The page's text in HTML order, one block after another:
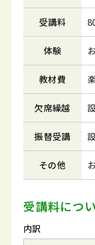
受講料
体験
教材費
欠席繰越
振替受講
その他
受講料につ
内訳